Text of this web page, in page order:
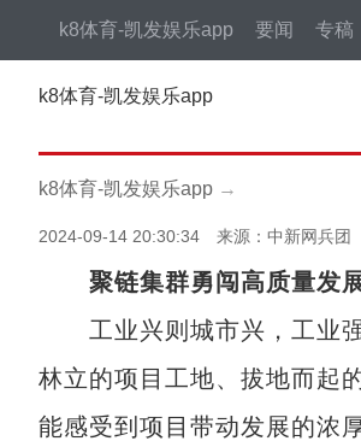
k8体育-凯发娱乐app 要闻 专稿
k8体育-凯发娱乐app
k8体育-凯发娱乐app →
2024-09-14 20:30:34 来源：中新网兵团
聚链集群勇闯高质量发
工业兴则城市兴，工业强
林立的项目工地、拔地而起
能感受到项目带动发展的浓